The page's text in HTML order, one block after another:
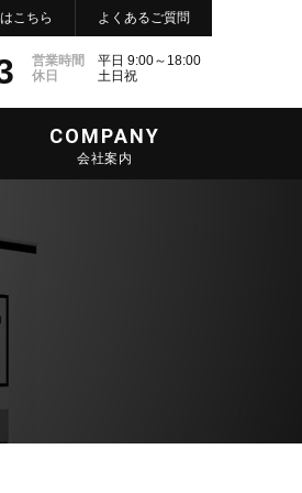
こちら よくあるご質問
営業時間
平日 9:00～18:00
休日
土日祝
COMPANY
会社案内